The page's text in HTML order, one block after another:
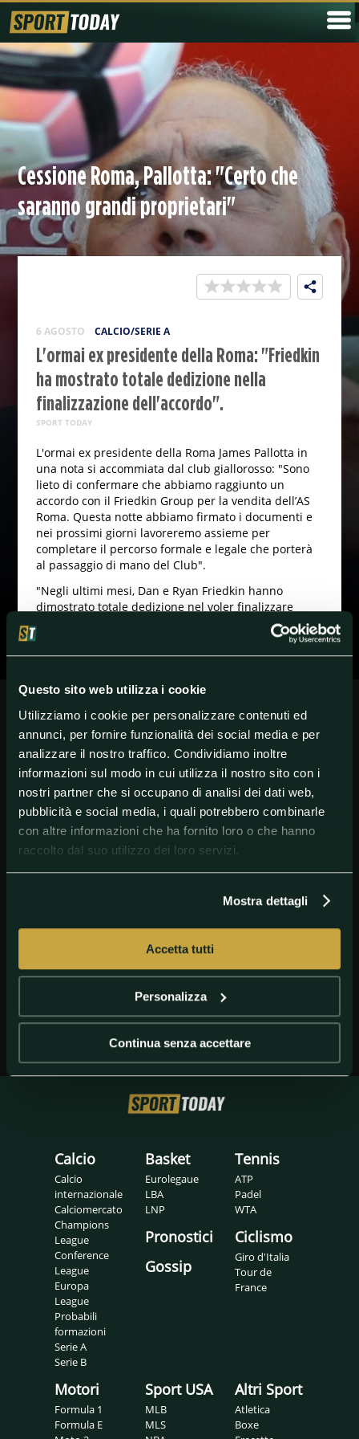
Questo sito web utilizza i cookie
Utilizziamo i cookie per personalizzare contenuti ed
annunci, per fornire funzionalità dei social media e per
analizzare il nostro traffico. Condividiamo inoltre
informazioni sul modo in cui utilizza il nostro sito con i
nostri partner che si occupano di analisi dei dati web,
pubblicità e social media, i quali potrebbero combinarle
con altre informazioni che ha fornito loro o che hanno
raccolto dal suo utilizzo dei loro servizi.
Mostra dettagli
Accetta tutti
Personalizza
Continua senza accettare
Cessione Roma, Pallotta: "Certo che
saranno grandi proprietari"
6 AGOSTO CALCIO/SERIE A
L'ormai ex presidente della Roma: "Friedkin
ha mostrato totale dedizione nella
finalizzazione dell'accordo".
SPORT TODAY
L'ormai ex presidente della Roma James Pallotta in
una nota si accommiata dal club giallorosso: "Sono
lieto di confermare che abbiamo raggiunto un
accordo con il Friedkin Group per la vendita dell’AS
Roma. Questa notte abbiamo firmato i documenti e
nei prossimi giorni lavoreremo assieme per
completare il percorso formale e legale che porterà
al passaggio di mano del Club".
"Negli ultimi mesi, Dan e Ryan Friedkin hanno
dimostrato totale dedizione nel voler finalizzare
questo accordo e nel guidare il Club positivamente.
Sono certo che saranno dei grandi futuri proprietari
per l’AS Roma”.
#Roma #SerieA
Calcio
Calcio
internazionale
Calciomercato
Champions
League
Conference
League
Europa
League
Probabili
formazioni
Serie A
Serie B
Basket
Eurolegaue
LBA
LNP
Pronostici
Gossip
Tennis
ATP
Padel
WTA
Ciclismo
Giro d'Italia
Tour de
France
Motori
Formula 1
Formula E
Sport USA
MLB
MLS
Altri Sport
Atletica
Boxe